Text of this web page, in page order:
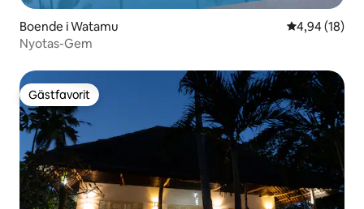
Boende i Watamu 4,94 av 5 i
4,94 (18)
Nyotas-Gem
Gästfavorit
Gästfavorit